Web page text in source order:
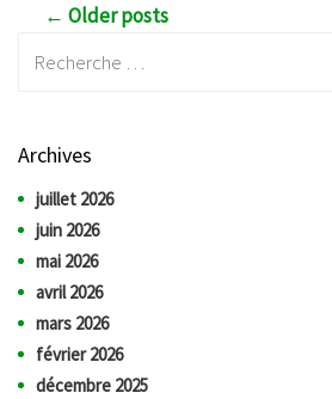
Post navigation
← Older posts
Archives
juillet 2026
juin 2026
mai 2026
avril 2026
mars 2026
février 2026
décembre 2025